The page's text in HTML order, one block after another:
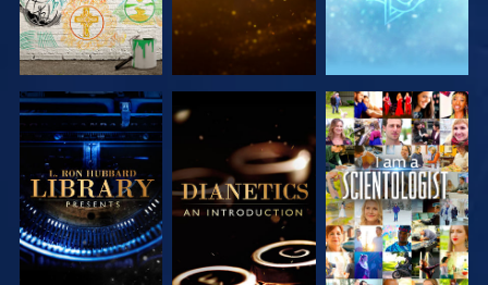
SERIE
ENTDECKEN
SERIE
ENTDECKEN
ANSEHEN